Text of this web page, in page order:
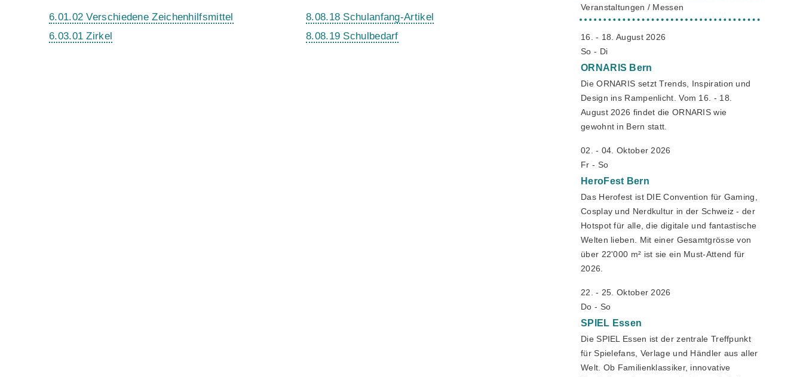
6.01.02 Verschiedene Zeichenhilfsmittel
6.03.01 Zirkel
8.08.18 Schulanfang-Artikel
8.08.19 Schulbedarf
Veranstaltungen / Messen
16. - 18. August 2026
So - Di
ORNARIS Bern
Die ORNARIS setzt Trends, Inspiration und
Design ins Rampenlicht. Vom 16. - 18.
August 2026 findet die ORNARIS wie
gewohnt in Bern statt.
02. - 04. Oktober 2026
Fr - So
HeroFest Bern
Das Herofest ist DIE Convention für Gaming,
Cosplay und Nerdkultur in der Schweiz - der
Hotspot für alle, die digitale und fantastische
Welten lieben. Mit einer Gesamtgrösse von
über 22'000 m² ist sie ein Must-Attend für
2026.
22. - 25. Oktober 2026
Do - So
SPIEL Essen
Die SPIEL Essen ist der zentrale Treffpunkt
für Spielefans, Verlage und Händler aus aller
Welt. Ob Familienklassiker, innovative